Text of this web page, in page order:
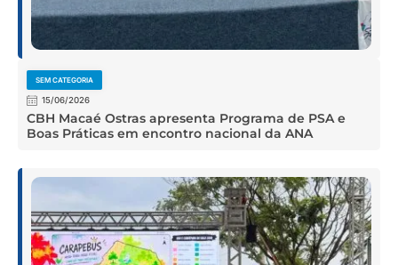
SEM CATEGORIA
15/06/2026
CBH Macaé Ostras apresenta Programa de PSA e
Boas Práticas em encontro nacional da ANA